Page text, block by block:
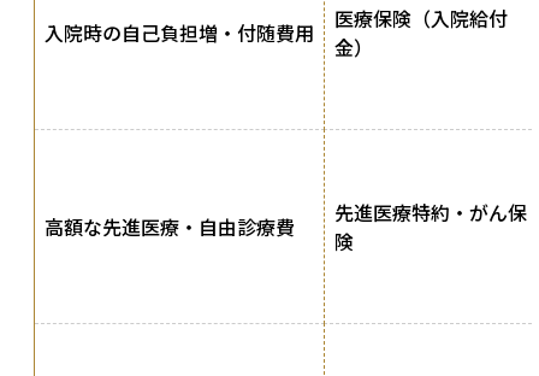
入院時の自己負担増・付随費用
医療保険（入院給付
金）
高額な先進医療・自由診療費
先進医療特約・がん保
険